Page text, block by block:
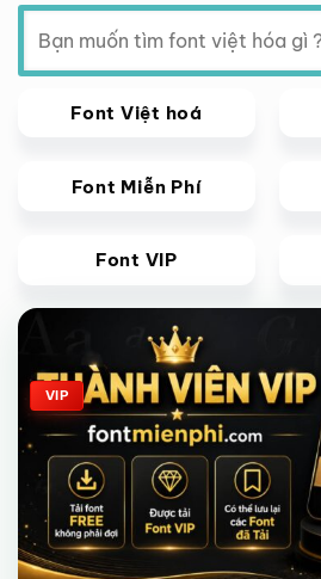
Tìm
kiếm:
Font Việt hoá
Font Miễn Phí
Font VIP
Giảm giá!
VIP